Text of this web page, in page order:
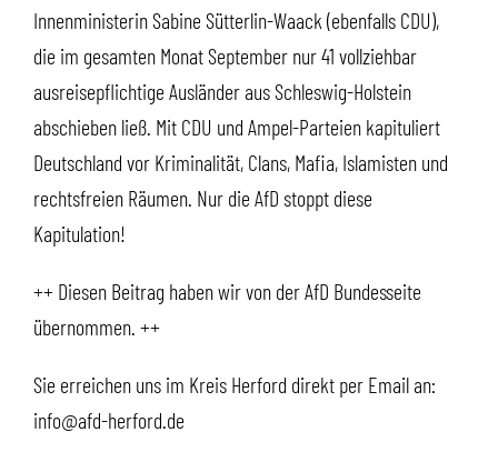
Innenministerin Sabine Sütterlin-Waack (ebenfalls CDU),
die im gesamten Monat September nur 41 vollziehbar
ausreisepflichtige Ausländer aus Schleswig-Holstein
abschieben ließ. Mit CDU und Ampel-Parteien kapituliert
Deutschland vor Kriminalität, Clans, Mafia, Islamisten und
rechtsfreien Räumen. Nur die AfD stoppt diese
Kapitulation!
++ Diesen Beitrag haben wir von der AfD Bundesseite
übernommen. ++
Sie erreichen uns im Kreis Herford direkt per Email an:
info@afd-herford.de